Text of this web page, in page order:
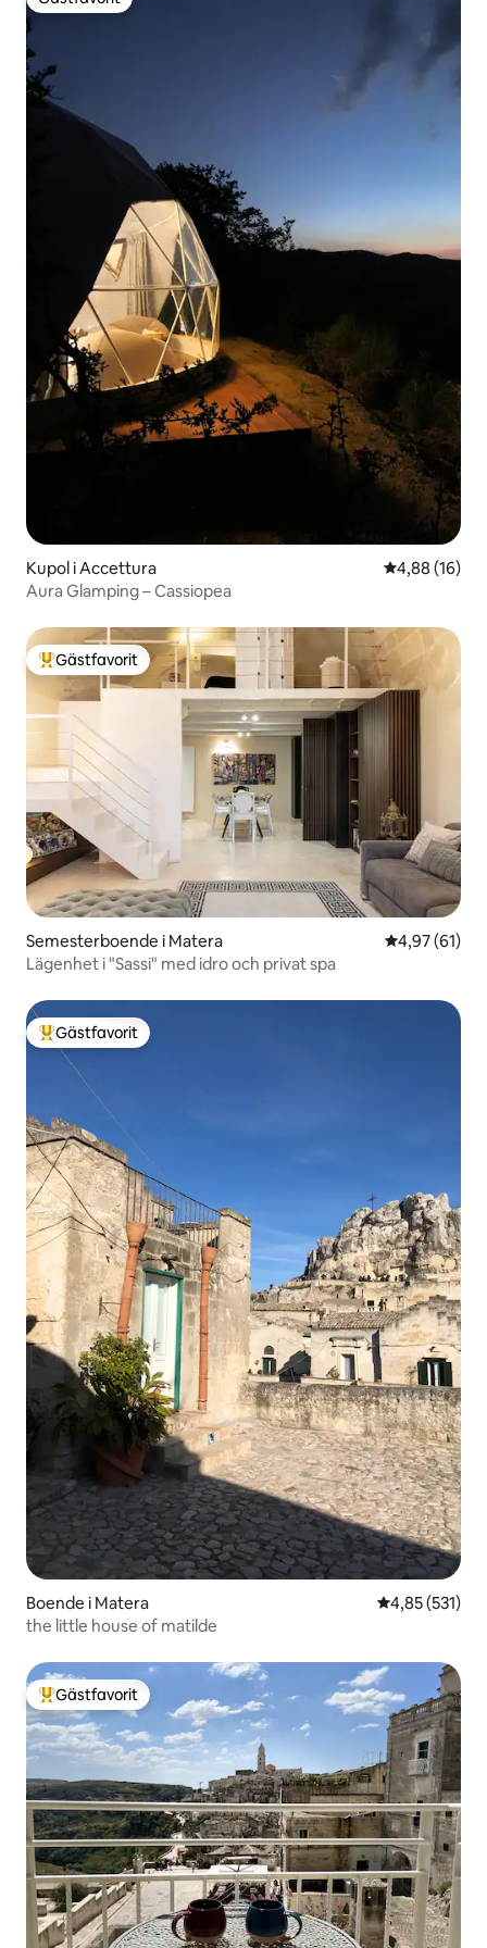
Gästfavorit
Kupol i Accettura 4,88 av 5 i
4,88 (16)
Aura Glamping – Cassiopea
Populär gästfavorit
Gästfavorit
Semesterboende i Matera 4,97 av 5 i
4,97 (61)
Lägenhet i "Sassi" med idro och privat spa
Populär gästfavorit
Gästfavorit
Boende i Matera 4,85 av 5 i
4,85 (531)
the little house of matilde
Populär gästfavorit
Gästfavorit